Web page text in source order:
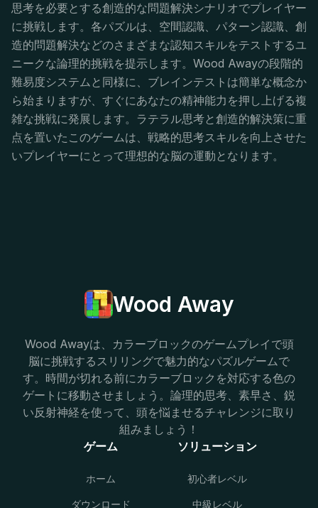
思考を必要とする創造的な問題解決シナリオでプレイヤー
に挑戦します。各パズルは、空間認識、パターン認識、創
造的問題解決などのさまざまな認知スキルをテストするユ
ニークな論理的挑戦を提示します。Wood Awayの段階的
難易度システムと同様に、ブレインテストは簡単な概念か
ら始まりますが、すぐにあなたの精神能力を押し上げる複
雑な挑戦に発展します。ラテラル思考と創造的解決策に重
点を置いたこのゲームは、戦略的思考スキルを向上させた
いプレイヤーにとって理想的な脳の運動となります。
Wood Away
Wood Awayは、カラーブロックのゲームプレイで頭
脳に挑戦するスリリングで魅力的なパズルゲームで
す。時間が切れる前にカラーブロックを対応する色の
ゲートに移動させましょう。論理的思考、素早さ、鋭
い反射神経を使って、頭を悩ませるチャレンジに取り
組みましょう！
ゲーム
ホーム
ダウンロード
ソリューション
初心者レベル
中級レベル